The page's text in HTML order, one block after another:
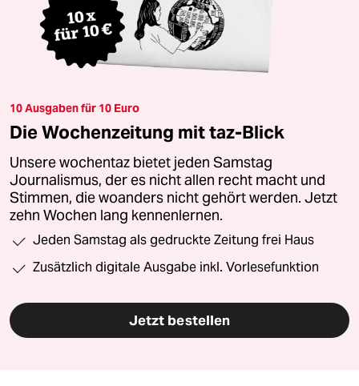
10 Ausgaben für 10 Euro
Die Wochenzeitung mit taz-Blick
Unsere wochentaz bietet jeden Samstag
Journalismus, der es nicht allen recht macht und
Stimmen, die woanders nicht gehört werden. Jetzt
zehn Wochen lang kennenlernen.
Jeden Samstag als gedruckte Zeitung frei Haus
Zusätzlich digitale Ausgabe inkl. Vorlesefunktion
Jetzt bestellen